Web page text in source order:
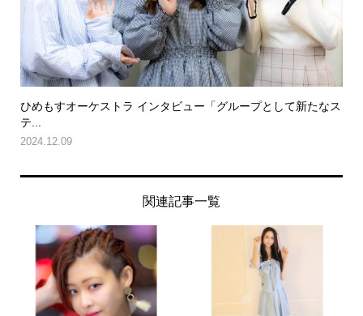
ひめもすオーケストラ インタビュー「グループとして新たなス
テ...
2024.12.09
関連記事一覧